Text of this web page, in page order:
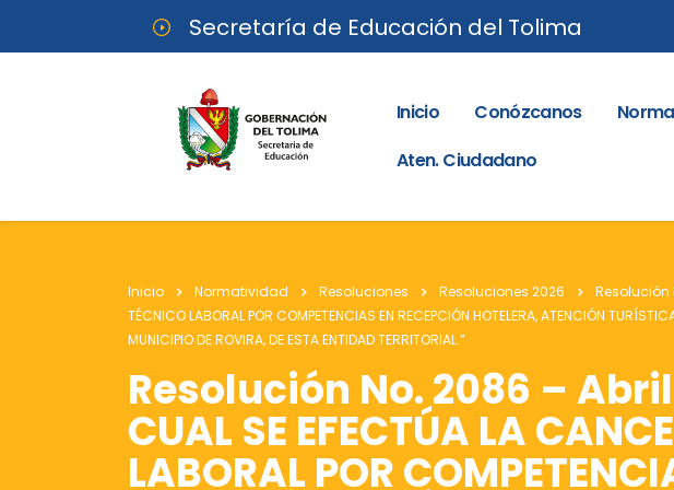
Secretaría de Educación del Tolima
Inicio Conózcanos
Aten. Ciudadano
Inicio Normatividad Resoluciones Resoluciones 2026
Resolución
TÉCNICO LABORAL POR COMPETENCIAS EN RECEPCIÓN HOTELERA, ATENCIÓN
MUNICIPIO DE ROVIRA, DE ESTA ENTIDAD TERRITORIAL.”
Resolución No. 2086 – Abril
CUAL SE EFECTÚA LA
LABORAL POR